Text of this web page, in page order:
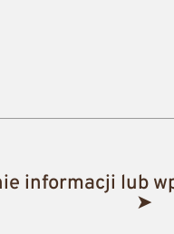
informacji lub
➤